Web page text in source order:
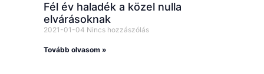
Fél év haladék a közel nulla
elvárásoknak
2021-01-04 Nincs hozzászólás
Tovább olvasom »